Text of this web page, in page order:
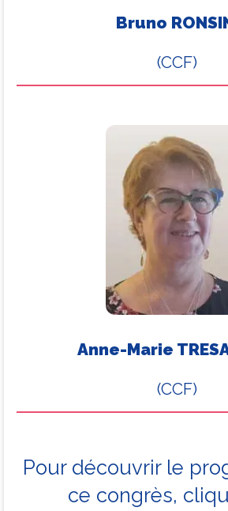
Bruno
(CCF)
Anne-Marie
(CCF)
Pour découvrir le
ce congrès,